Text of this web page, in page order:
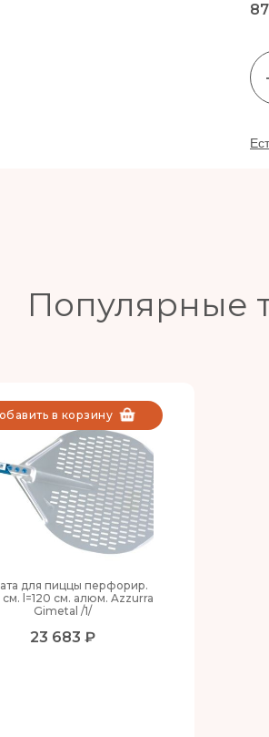
Популярные
для пиццы перфорир.
см. l=120 см. алюм. Azzurra
Gimetal /1/
23 683 ₽
в корзину